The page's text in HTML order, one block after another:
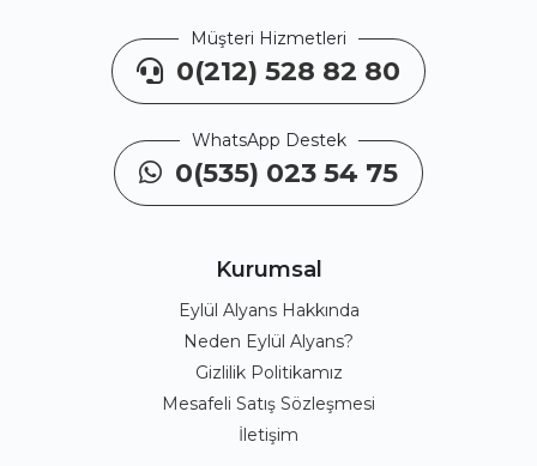
Müşteri Hizmetleri
0(212) 528 82 80
WhatsApp Destek
0(535) 023 54 75
Kurumsal
Eylül Alyans Hakkında
Neden Eylül Alyans?
Gizlilik Politikamız
Mesafeli Satış Sözleşmesi
İletişim